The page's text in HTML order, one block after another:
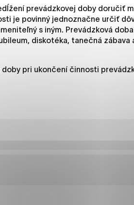
prevádzkovej doby doručiť
je povinný jednoznačne určiť
s iným. Prevádzková
diskotéka, tanečná zábava
pri ukončení činnosti
nevyhnutné a pomáhajú urobiť
na stránke a prístup k
web správne fungovať.
stránok pochopiť, ako